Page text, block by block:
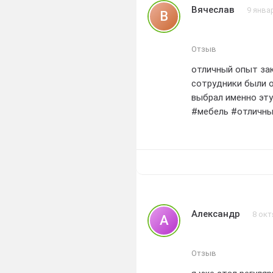
В Вячеслав 9
Отзыв
отличный опыт
сотрудники были
выбрал именно
#мебель
А Александр 8
Отзыв